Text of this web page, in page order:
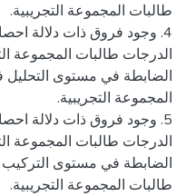
الدرجات طالبات المجموعة
الضابطة في مستوى التحليل
الدرجات طالبات المجموعة
الضابطة في مستوى التركيب
طالبات المجموعة التجريبية.